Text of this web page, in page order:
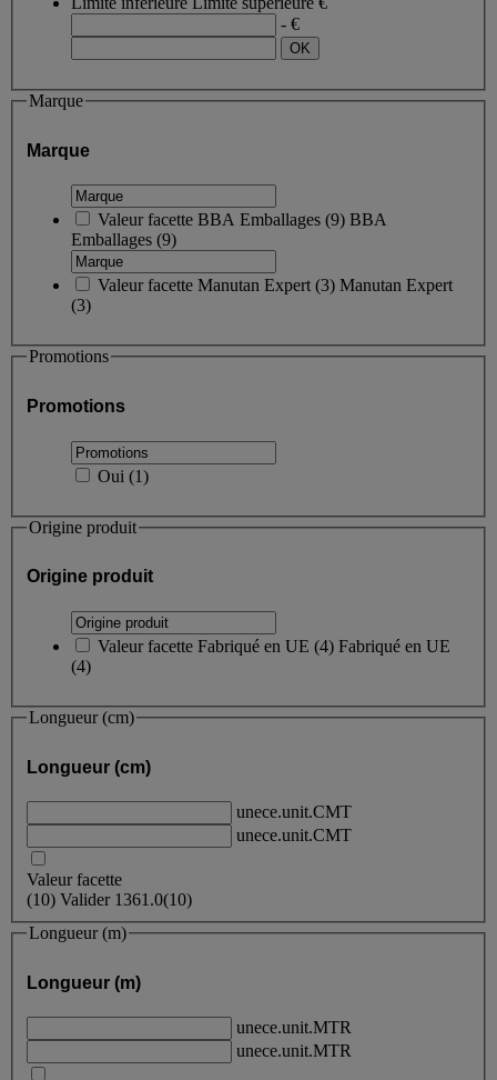
- €
Marque
Marque
Valeur facette BBA Emballages (9) BBA
Emballages (9)
Valeur facette Manutan Expert(3) Manutan Expert
(3)
Promotions
Promotions
Oui (1)
Origine produit
Origine produit
Valeur facette Fabriqué en UE (4) Fabriqué en UE
(4)
Longueur (cm)
Longueur (cm)
unece.unit.CMT
unece.unit.CMT
Valeur facette
(10) Valider 1361.0(10)
Longueur (m)
Longueur (m)
unece.unit.MTR
unece.unit.MTR